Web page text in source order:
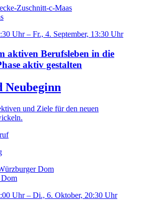
Uhr – Fr., 4. September, 13:30 Uhr
aktiven Berufsleben in die
aktiv gestalten
Neubeginn
und Ziele für den neuen
Uhr – Di., 6. Oktober, 20:30 Uhr